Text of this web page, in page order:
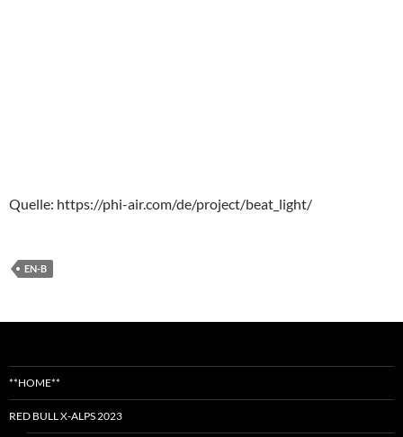
Quelle: https://phi-air.com/de/project/beat_light/
EN-B
**HOME**
RED BULL X-ALPS 2023